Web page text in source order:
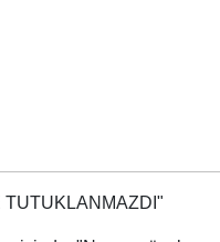
TUTUKLANMAZDI"